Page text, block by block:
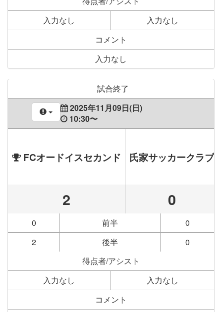
入力なし
入力なし
コメント
入力なし
試合終了
2025年11月09日(日)
10:30〜
FCオードイスセカンド 氏家サッカークラブ
2 0
0 前半
0
2
後半
0
得点者/アシスト
入力なし
入力なし
コメント